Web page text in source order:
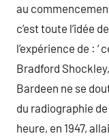
au
c’est toute l’idée
l’expérience de : ‘
Bradford
Bardeen ne se
du radiographie
heure, en 1947,